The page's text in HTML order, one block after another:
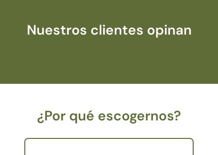
Nuestros clientes opinan
¿Por qué escogernos?